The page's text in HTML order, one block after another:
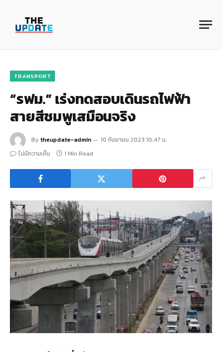
TRANSPORT
“รฟม.” เร่งทดสอบเดินรถไฟฟ้า
สายสีชมพูเสมือนจริง
By theupdate-admin
10 กันยายน 2023 10:47 น.
ไม่มีความเห็น
1 Min Read